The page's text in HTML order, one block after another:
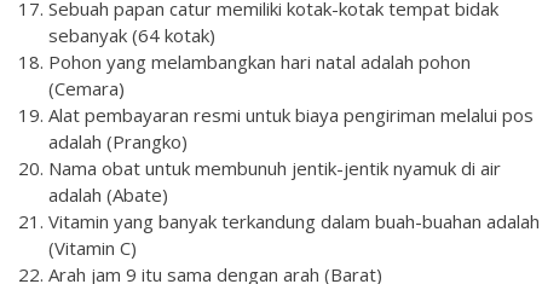
Sebuah papan catur memiliki kotak-kotak tempat bidak
sebanyak (64 kotak)
Pohon yang melambangkan hari natal adalah pohon
(Cemara)
Alat pembayaran resmi untuk biaya pengiriman melalui pos
adalah (Prangko)
Nama obat untuk membunuh jentik-jentik nyamuk di air
adalah (Abate)
Vitamin yang banyak terkandung dalam buah-buahan adalah
(Vitamin C)
Arah jam 9 itu sama dengan arah (Barat)